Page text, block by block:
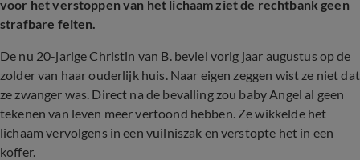
voor het verstoppen van het lichaam ziet de rechtbank geen
strafbare feiten.
De nu 20-jarige Christin van B. beviel vorig jaar augustus op de
zolder van haar ouderlijk huis. Naar eigen zeggen wist ze niet dat
ze zwanger was. Direct na de bevalling zou baby Angel al geen
tekenen van leven meer vertoond hebben. Ze wikkelde het
lichaam vervolgens in een vuilniszak en verstopte het in een
koffer.